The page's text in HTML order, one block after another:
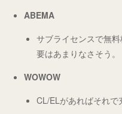
ABEMA
サブライセンスで無
要はあまりなさそう。
WOWOW
CL/ELがあればそれで